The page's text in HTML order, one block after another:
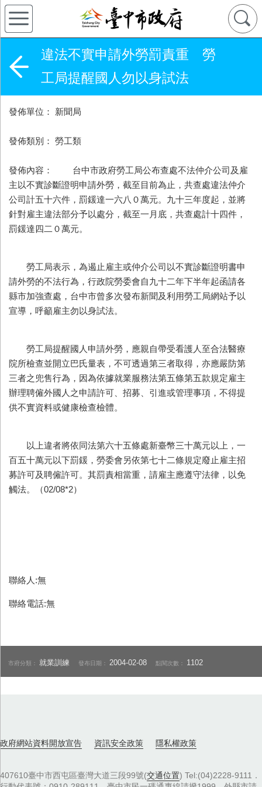
違法不實申請外勞罰責重 勞
工局提醒國人勿以身試法
發佈單位： 新聞局
發佈類別： 勞工類
發佈內容： 台中市政府勞工局公布查處不法仲介公司及雇
主以不實診斷證明申請外勞，截至目前為止，共查處違法仲介
公司計五十六件，罰鍰達一六八０萬元。九十三年度起，並將
針對雇主違法部分予以處分，截至一月底，共查處計十四件，
罰鍰達四二０萬元。
勞工局表示，為遏止雇主或仲介公司以不實診斷證明書申
請外勞的不法行為，行政院勞委會自九十二年下半年起函請各
縣市加強查處，台中市曾多次發布新聞及利用勞工局網站予以
宣導，呼籲雇主勿以身試法。
勞工局提醒國人申請外勞，應親自帶受看護人至合法醫療
院所檢查並開立巴氏量表，不可透過第三者取得，亦應嚴防第
三者之兜售行為，因為依據就業服務法第五條第五款規定雇主
辦理聘僱外國人之申請許可、招募、引進或管理事項，不得提
供不實資料或健康檢查檢體。
以上違者將依同法第六十五條處新臺幣三十萬元以上，一
百五十萬元以下罰鍰，勞委會另依第七十二條規定廢止雇主招
募許可及聘僱許可。其罰責相當重，請雇主應遵守法律，以免
觸法。（02/08*2）
聯絡人:無
聯絡電話:無
市府分類： 就業訓練 發布日期： 2004-02-08 點閱次數： 1102
政府網站資料開放宣告 資訊安全政策 隱私權政策
407610臺中市西屯區臺灣大道三段99號(交通位置) Tel:(04)2228-9111．